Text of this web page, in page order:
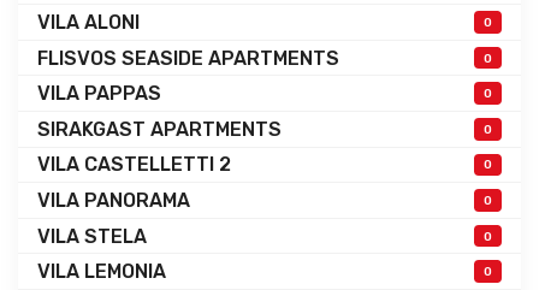
VILA ALONI 0
FLISVOS SEASIDE APARTMENTS 0
VILA PAPPAS 0
SIRAKGAST APARTMENTS 0
VILA CASTELLETTI 2 0
VILA PANORAMA 0
VILA STELA 0
VILA LEMONIA 0